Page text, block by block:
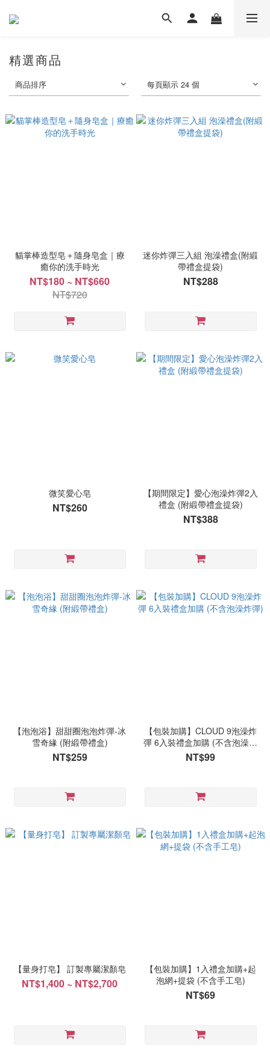
精選商品
商品排序 每頁顯示 24 個
貓掌棒造型皂＋隨身皂盒｜療
癒你的洗手時光
NT$180 ~ NT$660
NT$720
迷你炸彈三入組 泡澡禮盒(附緞
帶禮盒提袋)
NT$288
微笑愛心皂
NT$260
【期間限定】愛心泡澡炸彈2入
禮盒 (附緞帶禮盒提袋)
NT$388
【泡泡浴】甜甜圈泡泡炸彈-冰
雪奇緣 (附緞帶禮盒)
NT$259
【包裝加購】CLOUD 9泡澡炸
彈 6入裝禮盒加購 (不含泡澡炸
彈)
NT$99
【量身打皂】 訂製專屬潔顏皂
NT$1,400 ~ NT$2,700
【包裝加購】1入禮盒加購+起
泡網+提袋 (不含手工皂)
NT$69